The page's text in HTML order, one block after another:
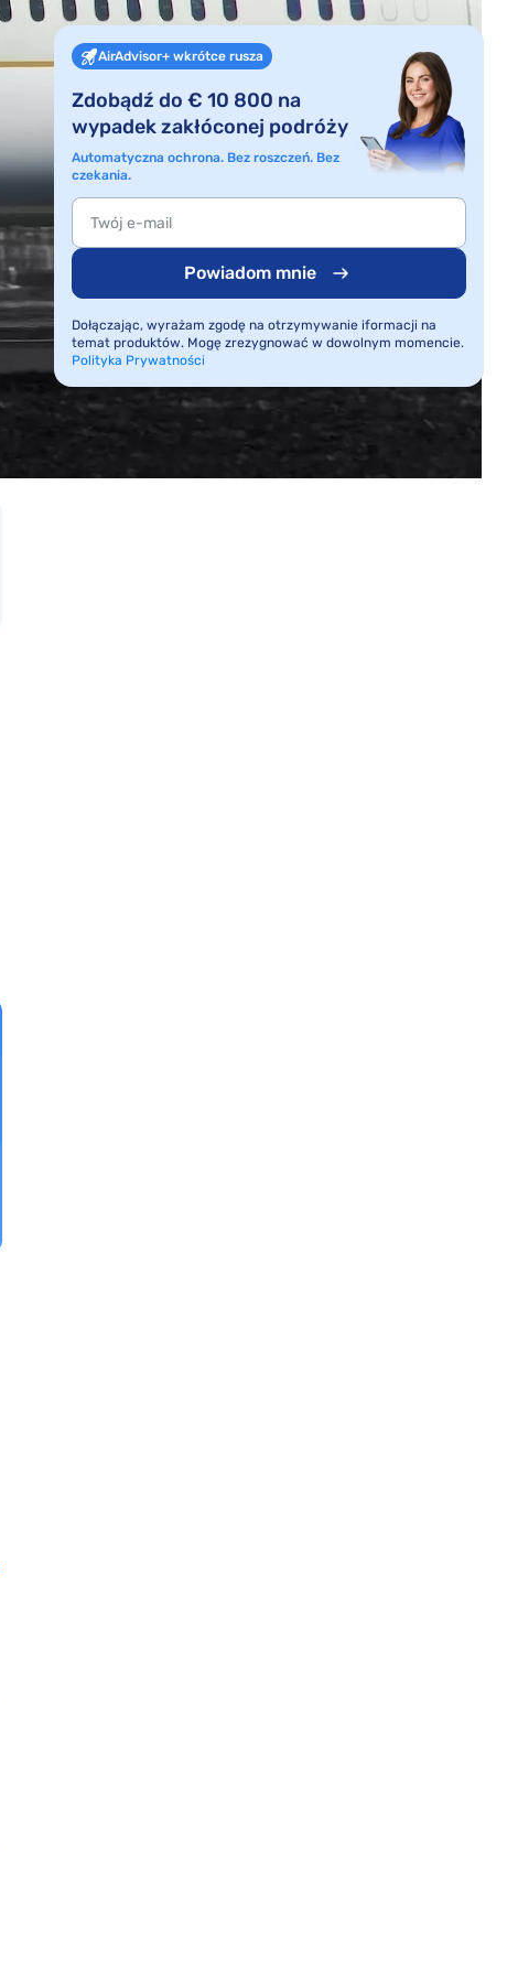
AirAdvisor+ wkrótce rusza
Zdobądź do € 10 800 na
wypadek zakłóconej podróży
Automatyczna ochrona. Bez roszczeń. Bez
czekania.
Powiadom mnie
Dołączając, wyrażam zgodę na otrzymywanie iformacji na
temat produktów. Mogę zrezygnować w dowolnym momencie.
Polityka Prywatności